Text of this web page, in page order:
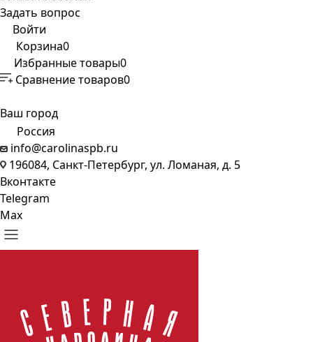
Задать вопрос
Войти
Корзина0
Избранные товары0
Сравнение товаров0
Ваш город
Россия
info@carolinaspb.ru
196084, Санкт-Петербург, ул. Ломаная, д. 5
Вконтакте
Telegram
Max